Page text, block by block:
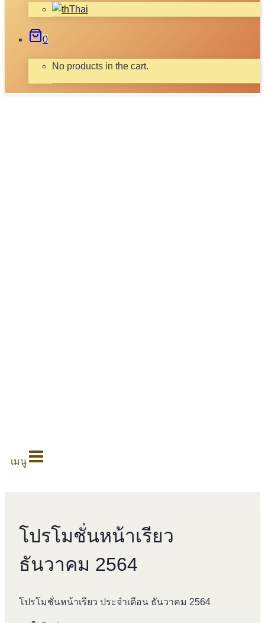
Thai
0
No products in the cart.
เมนู
โปรโมชั่นหน้าเรียว
ธันวาคม 2564
โปรโมชั่นหน้าเรียว ประจำเดือน ธันวาคม 2564